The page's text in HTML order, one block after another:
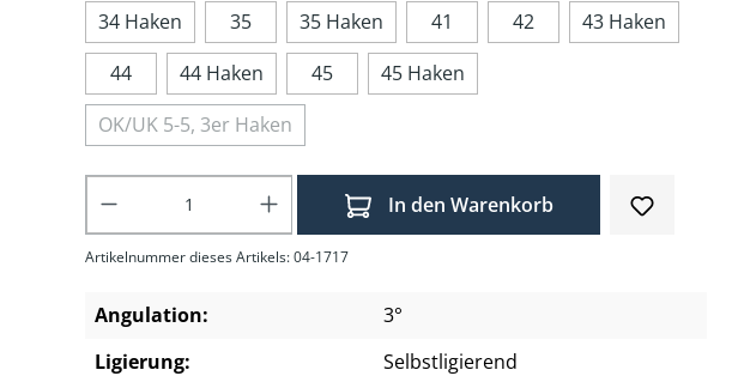
34 Haken
35 35 Haken 41 42
43 Haken
44
44 Haken 45
45 Haken
OK/UK 5-5, 3er Haken
Produkt Anzahl: Gib den gewünschten Wert
In den Warenkorb
Artikelnummer dieses Artikels: 04-1717
Angulation:
3°
Ligierung:
Selbstligierend